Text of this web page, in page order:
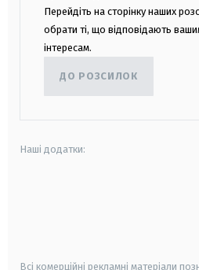
Перейдіть на сторінку наших
обрати ті, що відповідають
інтересам.
ДО РОЗСИЛОК
Наші додатки:
Всі комерційні рекламні матеріали